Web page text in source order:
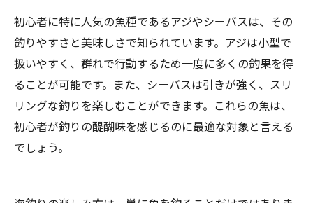
初心者に特に人気の魚種であるアジやシーバスは、その
釣りやすさと美味しさで知られています。アジは小型で
扱いやすく、群れで行動するため一度に多くの釣果を得
ることが可能です。また、シーバスは引きが強く、スリ
リングな釣りを楽しむことができます。これらの魚は、
初心者が釣りの醍醐味を感じるのに最適な対象と言える
でしょう。